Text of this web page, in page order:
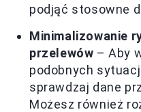
podjąć stosowne
Minimalizowanie
przelewów – Aby
podobnych
sprawdzaj dane
Możesz również